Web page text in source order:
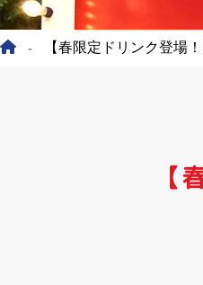
- 【春限定ドリンク登場